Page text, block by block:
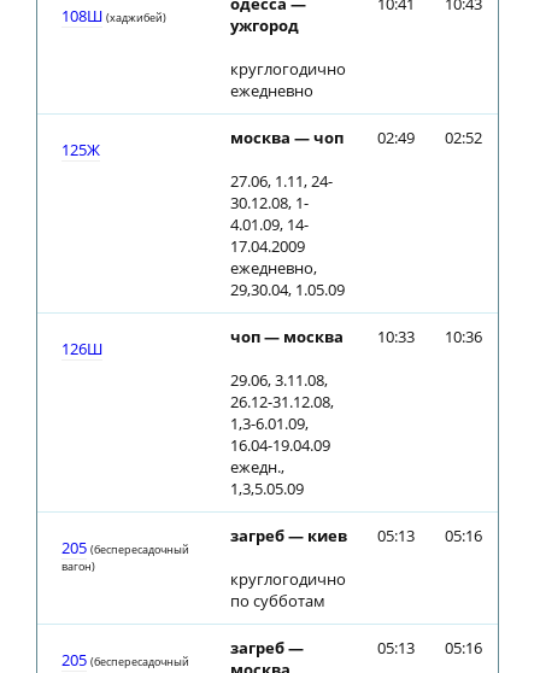
108Ш (хаджибей)
ужгород
круглогодично
ежедневно
125Ж
москва — чоп
27.06, 1.11, 24-
30.12.08, 1-
4.01.09, 14-
17.04.2009
ежедневно,
29,30.04, 1.05.09
02:49 02:52
126Ш
чоп — москва
29.06, 3.11.08,
26.12-31.12.08,
1,3-6.01.09,
16.04-19.04.09
ежедн.,
1,3,5.05.09
10:33 10:36
205 (беспересадочный
вагон)
загреб — киев
круглогодично
по субботам
05:13 05:16
205 (беспересадочный
загреб —
05:13 05:16